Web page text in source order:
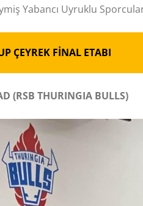
Yabancı Uyruklu
ÇEYREK FİNAL ETABI
(RSB THURINGIA BULLS)